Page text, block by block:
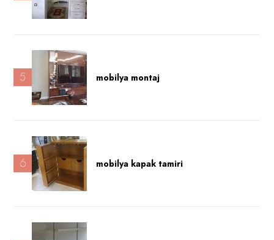
5 mobilya montaj
6 mobilya kapak tamiri